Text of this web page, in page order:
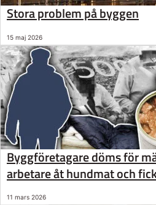
Stora problem på byggen
15 maj 2026
Byggföretagare döms för
arbetare åt hundmat och
11 mars 2026